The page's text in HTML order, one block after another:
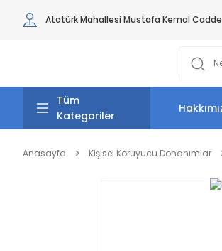
Atatürk Mahallesi Mustafa Kemal
Tüm
Kategoriler
Anasayfa Kişisel Koruyucu Donanımlar